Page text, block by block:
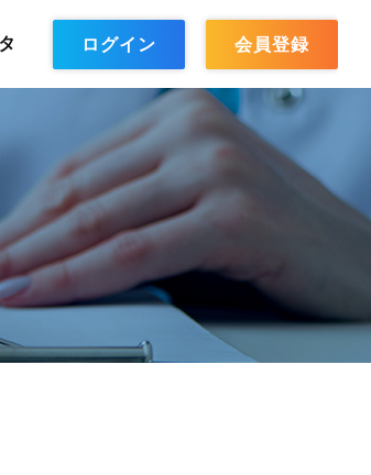
ログイン 会員登録